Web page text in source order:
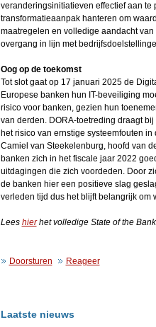
veranderingsinitiatieven effectief aan
transformatieaanpak hanteren om
maatregelen en volledige aandacht
overgang in lijn met
Oog op de toekomst
Tot slot gaat op 17 januari 2025 de
Europese banken hun IT-beveiliging
risico voor banken, gezien hun
van derden. DORA-toetreding draagt
het risico van ernstige systeemfouten
Camiel van Steekelenburg, hoofd van
banken zich in het fiscale jaar 2022
uitdagingen die zich voordeden. Door
de banken hier een positieve slag
verleden tijd dus het blijft belangrijk om
Lees hierhet volledige State of the
Doorsturen Reageer
Laatste nieuws